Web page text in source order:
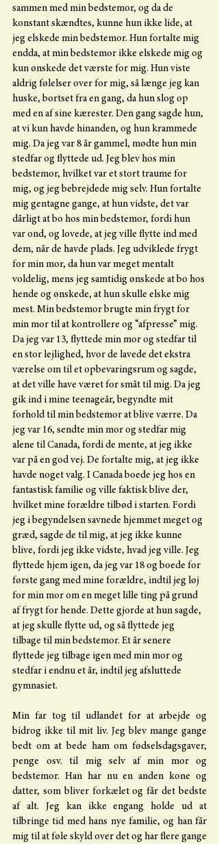
sammen med min bedstemor, og da de
konstant skændtes, kunne hun ikke lide, at
jeg elskede min bedstemor. Hun fortalte mig
endda, at min bedstemor ikke elskede mig og
kun ønskede det værste for mig. Hun viste
aldrig følelser over for mig, så længe jeg kan
huske, bortset fra en gang, da hun slog op
med en af sine kærester. Den gang sagde hun,
at vi kun havde hinanden, og hun krammede
mig. Da jeg var 8 år gammel, mødte hun min
stedfar og flyttede ud. Jeg blev hos min
bedstemor, hvilket var et stort traume for
mig, og jeg bebrejdede mig selv. Hun fortalte
mig gentagne gange, at hun vidste, det var
dårligt at bo hos min bedstemor, fordi hun
var ond, og lovede, at jeg ville flytte ind med
dem, når de havde plads. Jeg udviklede frygt
for min mor, da hun var meget mentalt
voldelig, mens jeg samtidig ønskede at bo hos
hende og ønskede, at hun skulle elske mig
mest. Min bedstemor brugte min frygt for
min mor til at kontrollere og “afpresse” mig.
Da jeg var 13, flyttede min mor og stedfar til
en stor lejlighed, hvor de lavede det ekstra
værelse om til et opbevaringsrum og sagde,
at det ville have været for småt til mig. Da jeg
gik ind i mine teenageår, begyndte mit
forhold til min bedstemor at blive værre. Da
jeg var 16, sendte min mor og stedfar mig
alene til Canada, fordi de mente, at jeg ikke
var på en god vej. De fortalte mig, at jeg ikke
havde noget valg. I Canada boede jeg hos en
fantastisk familie og ville faktisk blive der,
hvilket mine forældre tilbød i starten. Fordi
jeg i begyndelsen savnede hjemmet meget og
græd, sagde de til mig, at jeg ikke kunne
blive, fordi jeg ikke vidste, hvad jeg ville. Jeg
flyttede hjem igen, da jeg var 18 og boede for
første gang med mine forældre, indtil jeg løj
for min mor om en meget lille ting på grund
af frygt for hende. Dette gjorde at hun sagde,
at jeg skulle flytte ud, og så flyttede jeg
tilbage til min bedstemor. Et år senere
flyttede jeg tilbage igen med min mor og
stedfar i endnu et år, indtil jeg afsluttede
gymnasiet.
Min far tog til udlandet for at arbejde og
bidrog ikke til mit liv. Jeg blev mange gange
bedt om at bede ham om fødselsdagsgaver,
penge osv. til mig selv af min mor og
bedstemor. Han har nu en anden kone og
datter, som bliver forkælet og får det bedste
af alt. Jeg kan ikke engang holde ud at
tilbringe tid med hans nye familie, og han får
mig til at føle skyld over det og har flere gange